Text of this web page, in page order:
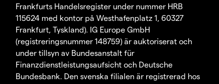
Frankfurts Handelsregister under nummer HRB
115624 med kontor på Westhafenplatz 1, 60327
Frankfurt, Tyskland). IG Europe GmbH
(registreringsnummer 148759) är auktoriserat och
under tillsyn av Bundesanstalt für
Finanzdienstleistungsaufsicht och Deutsche
Bundesbank. Den svenska filialen är registrerad hos